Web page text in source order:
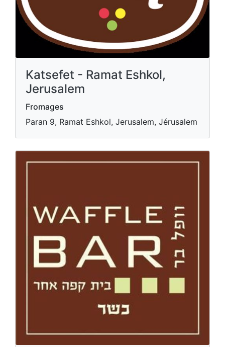
Katsefet - Ramat Eshkol,
Jerusalem
Fromages
Paran 9, Ramat Eshkol, Jerusalem, Jérusalem